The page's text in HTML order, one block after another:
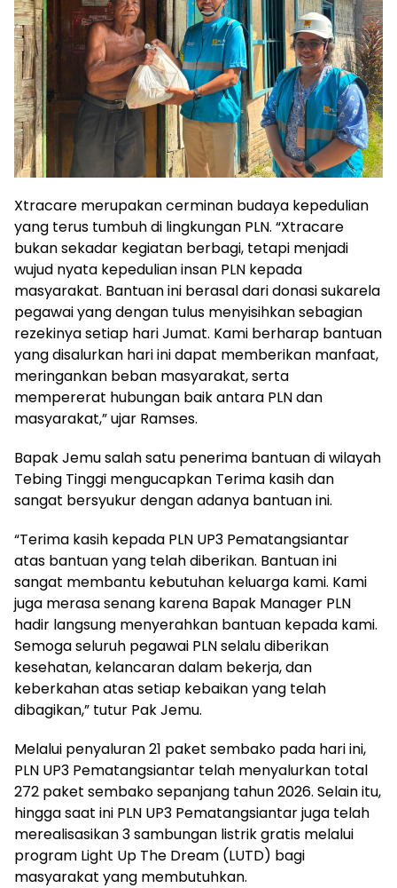
Xtracare merupakan cerminan budaya kepedulian
yang terus tumbuh di lingkungan PLN. “Xtracare
bukan sekadar kegiatan berbagi, tetapi menjadi
wujud nyata kepedulian insan PLN kepada
masyarakat. Bantuan ini berasal dari donasi sukarela
pegawai yang dengan tulus menyisihkan sebagian
rezekinya setiap hari Jumat. Kami berharap bantuan
yang disalurkan hari ini dapat memberikan manfaat,
meringankan beban masyarakat, serta
mempererat hubungan baik antara PLN dan
masyarakat,” ujar Ramses.
Bapak Jemu salah satu penerima bantuan di wilayah
Tebing Tinggi mengucapkan Terima kasih dan
sangat bersyukur dengan adanya bantuan ini.
“Terima kasih kepada PLN UP3 Pematangsiantar
atas bantuan yang telah diberikan. Bantuan ini
sangat membantu kebutuhan keluarga kami. Kami
juga merasa senang karena Bapak Manager PLN
hadir langsung menyerahkan bantuan kepada kami.
Semoga seluruh pegawai PLN selalu diberikan
kesehatan, kelancaran dalam bekerja, dan
keberkahan atas setiap kebaikan yang telah
dibagikan,” tutur Pak Jemu.
Melalui penyaluran 21 paket sembako pada hari ini,
PLN UP3 Pematangsiantar telah menyalurkan total
272 paket sembako sepanjang tahun 2026. Selain itu,
hingga saat ini PLN UP3 Pematangsiantar juga telah
merealisasikan 3 sambungan listrik gratis melalui
program Light Up The Dream (LUTD) bagi
masyarakat yang membutuhkan.